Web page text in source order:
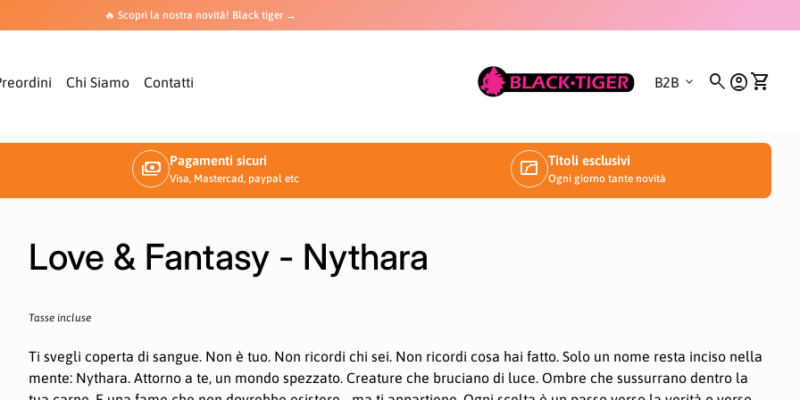
🔥 Scopri la nostra novità! Black tiger →
Chi Siamo Contatti Casa B2B expand_more search Conto
account_circleshopping_cart
payments Pagamenti sicuri
Visa, Mastercad, paypal etc manga Titoli esclusivi
Ogni giorno tante novità
Ingrandimento Ingrandimento
Love & Fantasy - Nythara
Tasse incluse
Ti svegli coperta di sangue. Non è tuo. Non ricordi chi sei. Non ricordi cosa hai fatto. Solo un nome resta inciso nella
mente: Nythara. Attorno a te, un mondo spezzato. Creature che bruciano di luce. Ombre che sussurrano dentro la